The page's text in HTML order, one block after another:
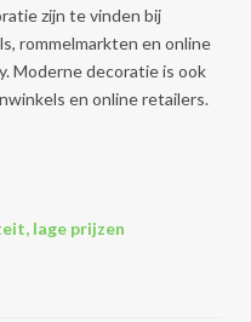
zijn te vinden bij
rommelmarkten en online
Moderne decoratie is ook
en online retailers.
lage prijzen